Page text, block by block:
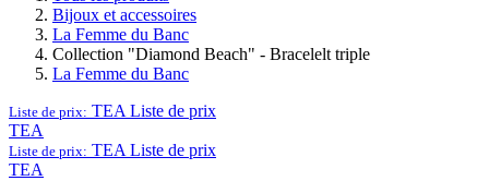
Bijoux et accessoires
La Femme du Banc
Collection "Diamond Beach" - Bracelelt triple
La Femme du Banc
Liste de prix: TEA Liste de prix
TEA
Liste de prix: TEA Liste de prix
TEA